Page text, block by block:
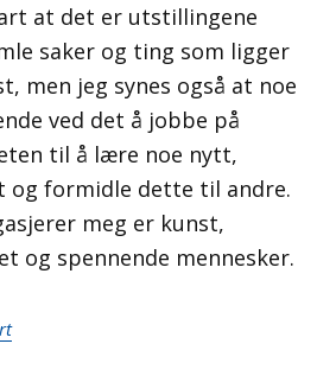
at det er utstillingene
saker og ting som ligger
men jeg synes også at noe
ved det å jobbe på
til å lære noe nytt,
og formidle dette til andre.
meg er kunst,
og spennende mennesker.